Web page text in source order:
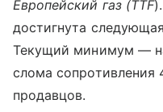
Европейский газ (TTF
достигнута
Текущий минимум —
слома сопротивления
продавцов.